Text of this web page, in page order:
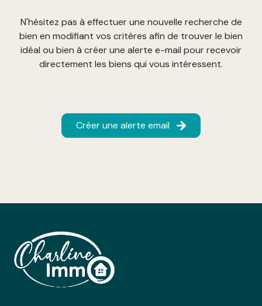
N'hésitez pas à effectuer une nouvelle recherche de
bien en modifiant vos critères afin de trouver le bien
idéal ou bien à créer une alerte e-mail pour recevoir
directement les biens qui vous intéressent.
Créer une alerte email